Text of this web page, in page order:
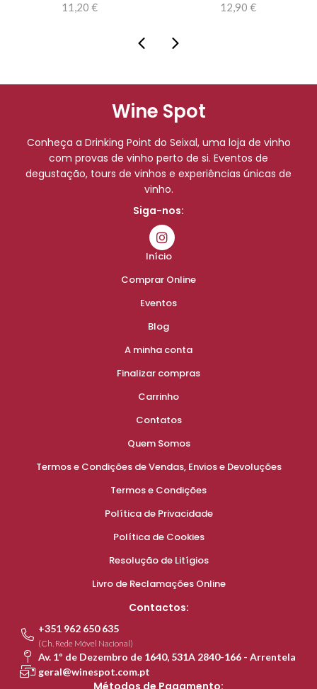
11,20€ 12,90€
Wine Spot
Conheça a Drinking Point do Seixal, uma loja de vinho
com provas de vinho perto de si. Eventos de
degustação, tours de vinhos e experiências únicas de
vinho.
Siga-nos:
Início
Comprar Online
Eventos
Blog
A minha conta
Finalizar compras
Carrinho
Contatos
Quem Somos
Termos e Condições de Vendas, Envios e Devoluções
Termos e Condições
Política de Privacidade
Política de Cookies
Resolução de Litígios
Livro de Reclamações Online
Contactos:
+351 962 650 635
(Ch. Rede Móvel Nacional)
Av. 1º de Dezembro de 1640, 531A 2840-166 - Arrentela
geral@winespot.com.pt
Métodos de Pagamento: